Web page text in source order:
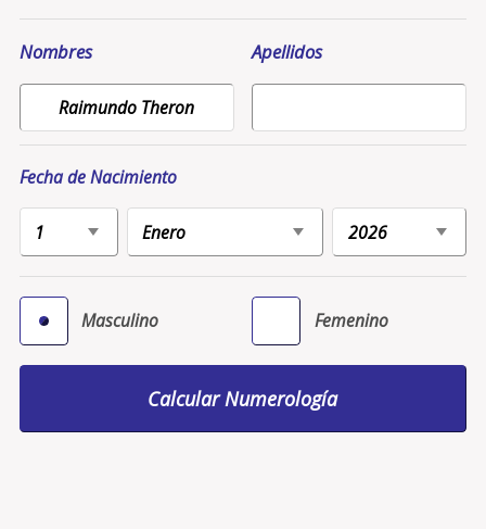
Nombres Apellidos
Fecha de Nacimiento
Masculino Femenino